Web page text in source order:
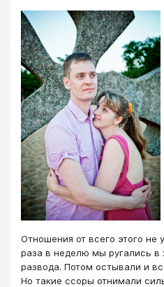
Отношения от всего этого не
раза в неделю мы ругались в
развода. Потом остывали и
Но такие ссоры отнимали